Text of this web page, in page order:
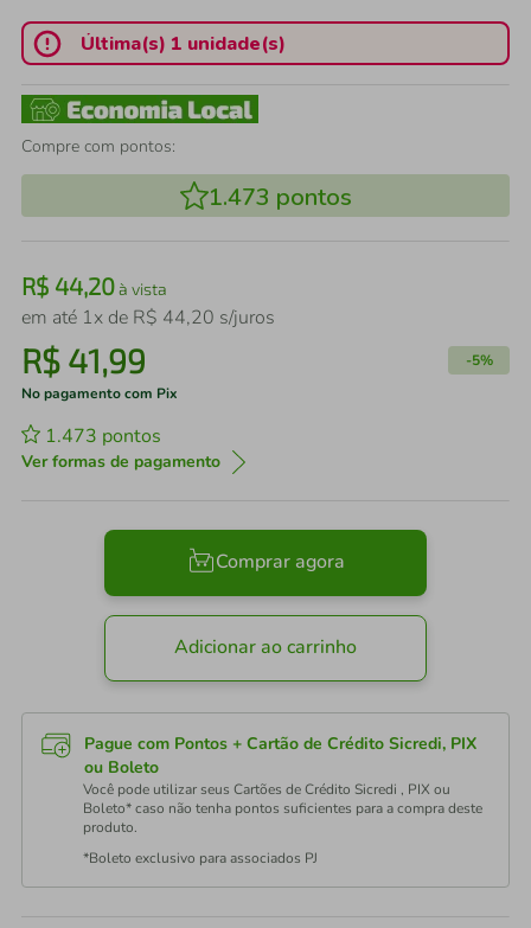
Última(s) 1 unidade(s)
Compre com pontos:
1.473 pontos
R$ 44,20à vista
em até 1x de R$ 44,20 s/juros
R$ 41,99 -5%
No pagamento com Pix
1.473 pontos
Ver formas de pagamento
Comprar agora
Adicionar ao carrinho
Pague com Pontos + Cartão de Crédito Sicredi, PIX
ou Boleto
Você pode utilizar seus Cartões de Crédito Sicredi , PIX ou
Boleto* caso não tenha pontos suficientes para a compra deste
produto.
*Boleto exclusivo para associados PJ